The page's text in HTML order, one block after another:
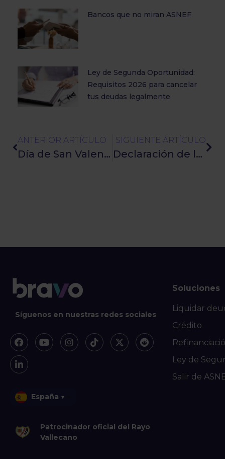
Bancos que no miran ASNEF
Ley de Segunda Oportunidad:
Requisitos 2026 para cancelar
tus deudas legalmente
ANTERIOR ARTÍCULO
Día de San Valentín: Cómo celebrar sin acabar con tu salud financiera
SIGUIENTE ARTÍCULO
Declaración de la Renta 2026: cómo hacerla paso a paso y evitar problemas
Síguenos en nuestras redes sociales
España ▾
Patrocinador oficial del Rayo
Vallecano
Soluciones
Liquidar
Crédito
Ley de
Salir de